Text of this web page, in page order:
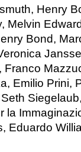
Henry
Melvin
Bond,
Emilio Prini,
la
Eduardo